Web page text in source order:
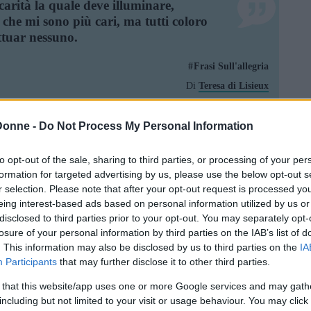
- Do Not Process My Personal Information
opt-out of the sale, sharing to third parties, or processing of your
for targeted advertising by us, please use the below opt-out
selection. Please note that after your opt-out request is processed
interest-based ads based on personal information utilized by us
to third parties prior to your opt-out. You may separately
of your personal information by third parties on the IAB’s list of
This information may also be disclosed by us to third parties on the
Participants that may further disclose it to other third parties.
that this website/app uses one or more Google services and may
but not limited to your visit or usage behaviour. You may
la quale deve illuminare,
mi sono più cari, ma tutti coloro
nessuno.
Frasi Sull'allegria
Di Teresa di Lisieux
L'abitudine alla sventura.
Frasi Sull'allegria
Di Pierre-Augustin Caron de Beaumarchais
per indole tradisca. Chi vuole
tradisca. Chi vuole tradire per noia
tradisca. Chi vuole tradire per
per abitudine tradisca. Chi
Padroni ... Ma ripeto e ripeto